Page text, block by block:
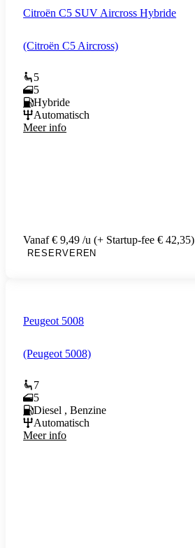
Citroën C5 SUV Aircross Hybride
(Citroën C5 Aircross)
5
5
Hybride
Automatisch
Meer info
Vanaf € 9,49 /u (+ Startup-fee € 42,35)
RESERVEREN
Peugeot 5008
(Peugeot 5008)
7
5
Diesel , Benzine
Automatisch
Meer info